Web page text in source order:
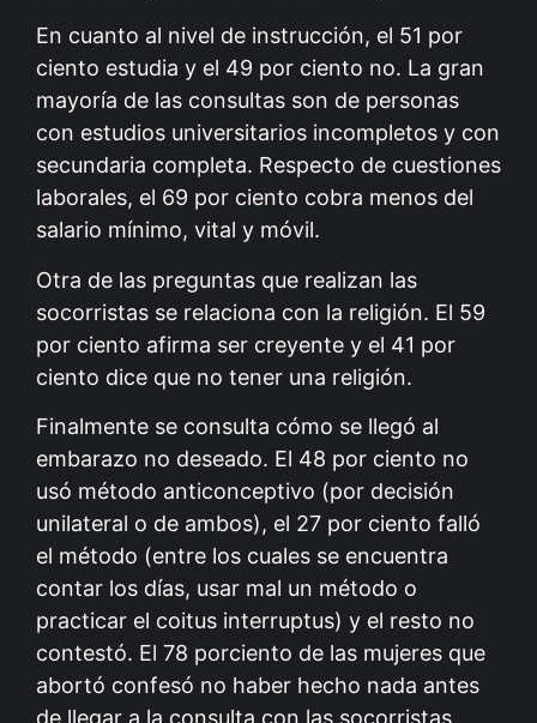
En cuanto al nivel de instrucción, el 51 por
ciento estudia y el 49 por ciento no. La gran
mayoría de las consultas son de personas
con estudios universitarios incompletos y con
secundaria completa. Respecto de cuestiones
laborales, el 69 por ciento cobra menos del
salario mínimo, vital y móvil.
Otra de las preguntas que realizan las
socorristas se relaciona con la religión. El 59
por ciento afirma ser creyente y el 41 por
ciento dice que no tener una religión.
Finalmente se consulta cómo se llegó al
embarazo no deseado. El 48 por ciento no
usó método anticonceptivo (por decisión
unilateral o de ambos), el 27 por ciento falló
el método (entre los cuales se encuentra
contar los días, usar mal un método o
practicar el coitus interruptus) y el resto no
contestó. El 78 porciento de las mujeres que
abortó confesó no haber hecho nada antes
de llegar a la consulta con las socorristas